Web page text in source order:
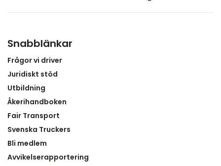
automatklarering. När deklarationerna uppfyller
kraven kan Tullverkets system fatta beslut
avsevärt minskar risken för väntetider.Ju mer
förberett underlaget är innan transporten når
gränsen, desto större är möjligheten till en smidig
tullprocess.Tullverket rekommenderar transit till
tullager eller lageranläggningFör transporter med
många lågvärdeförsändelser rekommenderar
anläggning för tillfällig lagring, där varorna sedan
kan hänföras till övergång till fri omsättning med
möjlighet till automatklarering.I praktiken innebär
detta att transportören kan fortsätta till ett tullager
Snabblänkar
Frågor vi driver
Juridiskt stöd
Utbildning
Åkerihandboken
Fair Transport
Svenska Truckers
Bli medlem
Avvikelserapportering